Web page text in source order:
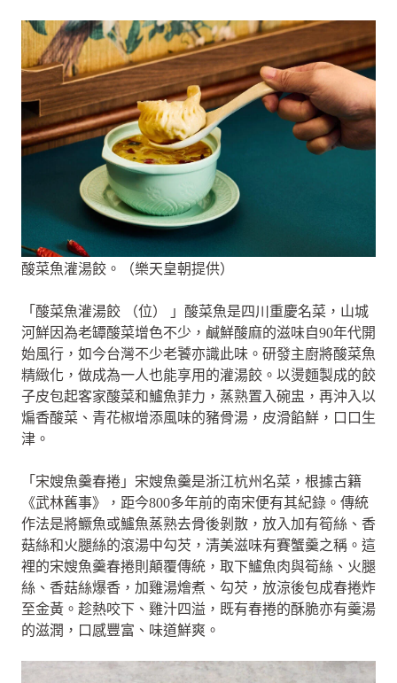
酸菜魚灌湯餃。（樂天皇朝提供）
「酸菜魚灌湯餃 （位） 」酸菜魚是四川重慶名菜，山城
河鮮因為老罈酸菜增色不少，鹹鮮酸麻的滋味自90年代開
始風行，如今台灣不少老饕亦識此味。研發主廚將酸菜魚
精緻化，做成為一人也能享用的灌湯餃。以燙麵製成的餃
子皮包起客家酸菜和鱸魚菲力，蒸熟置入碗盅，再沖入以
煸香酸菜、青花椒增添風味的豬骨湯，皮滑餡鮮，口口生
津。
「宋嫂魚羹春捲」宋嫂魚羹是浙江杭州名菜，根據古籍
《武林舊事》，距今800多年前的南宋便有其紀錄。傳統
作法是將鱖魚或鱸魚蒸熟去骨後剝散，放入加有筍絲、香
菇絲和火腿絲的滾湯中勾芡，清美滋味有賽蟹羹之稱。這
裡的宋嫂魚羹春捲則顛覆傳統，取下鱸魚肉與筍絲、火腿
絲、香菇絲爆香，加雞湯燴煮、勾芡，放涼後包成春捲炸
至金黃。趁熱咬下、雞汁四溢，既有春捲的酥脆亦有羹湯
的滋潤，口感豐富、味道鮮爽。